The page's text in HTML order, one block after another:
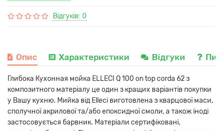
Відгуків: 0
Опис Характеристики Відгуки
Глибока Кухонная мойка ELLECI Q 100 on top corda 62 з
композитного матеріалу це один з кращих варіантів покупки
у Вашу кухню. Мийка від Elleci виготовлена з кварцової маси,
сполучної акрилової та/або епоксидної смоли, а також іноді
застосовується барвник. Матеріали сертифіковані,